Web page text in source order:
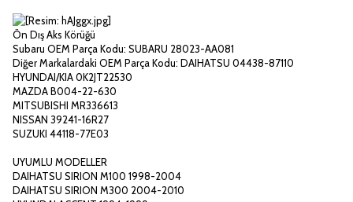
Ön Dış Aks Körüğü
Subaru OEM Parça Kodu: SUBARU 28023-AA081
Diğer Markalardaki OEM Parça Kodu: DAIHATSU 04438-87110
HYUNDAI/KIA 0K2JT22530
MAZDA B004-22-630
MITSUBISHI MR336613
NISSAN 39241-16R27
SUZUKI 44118-77E03
UYUMLU MODELLER
DAIHATSU SIRION M100 1998-2004
DAIHATSU SIRION M300 2004-2010